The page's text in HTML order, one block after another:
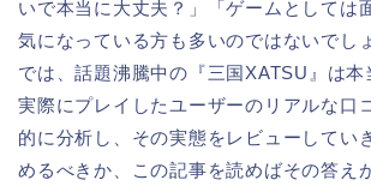
いで本当に大丈夫？」「ゲームとしては
気になっている方も多いのではないでし
では、話題沸騰中の『三国XATSU』は本
実際にプレイしたユーザーのリアルな口
的に分析し、その実態をレビューしてい
めるべきか、この記事を読めばその答え